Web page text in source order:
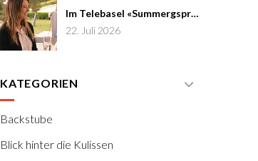
Im Telebasel «Summergspröch» zu Gast
22. Juli 2026
KATEGORIEN
Backstube
Blick hinter die Kulissen